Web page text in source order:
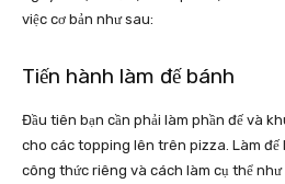
việc cơ bản như sau:
Tiến hành làm đế bánh
Đầu tiên bạn cần phải làm phần đế và
cho các topping lên trên pizza. Làm đế
công thức riêng và cách làm cụ thể như